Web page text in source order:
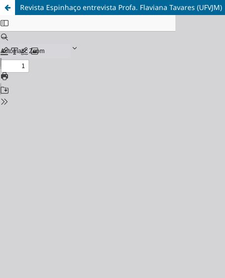
Revista Espinhaço entrevista Profa. Flaviana Tavares (UFVJM)